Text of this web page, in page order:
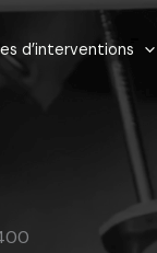
d’interventions